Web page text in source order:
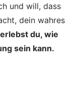
und will, dass
dein wahres
du, wie
sein kann.